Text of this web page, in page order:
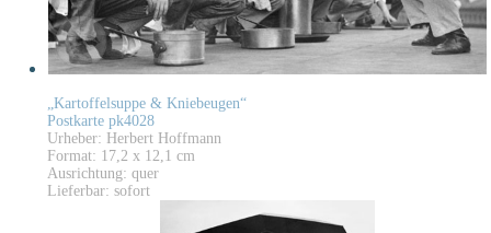
„Kartoffelsuppe & Kniebeugen“
Postkarte pk4028
Urheber: Herbert Hoffmann
Format: 17,2 x 12,1 cm
Ausrichtung: quer
Lieferbar: sofort